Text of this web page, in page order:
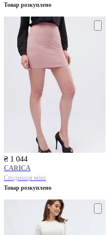
Товар розкуплено
₴ 1 044
CARICA
Спідниця міні
Товар розкуплено